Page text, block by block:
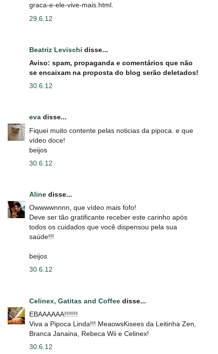
graca-e-ele-vive-mais.html.
29.6.12
Beatriz Levischi disse...
Aviso: spam, propaganda e comentários que não
se encaixam na proposta do blog serão deletados!
30.6.12
eva disse...
Fiquei muito contente pelas noticias da pipoca. e que
vídeo doce!
beijos
30.6.12
Aline disse...
Owwwwnnnn, que vídeo mais fofo!
Deve ser tão gratificante receber este carinho após
todos os cuidados que você dispensou pela sua
saúde!!!
beijos
30.6.12
Celinex, Gatitas and Coffee disse...
EBAAAAAA!!!!!!!
Viva a Pipoca Linda!!! MeaowsKisees da Leitinha Zen,
Branca Janaina, Rebeca Wii e Celinex!
30.6.12